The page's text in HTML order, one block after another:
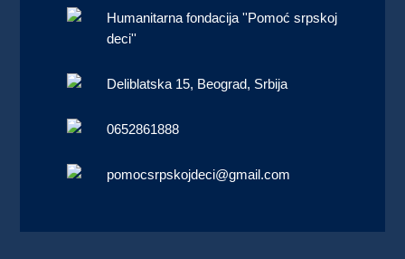
Humanitarna fondacija ''Pomoć srpskoj
deci''
Deliblatska 15, Beograd, Srbija
0652861888
pomocsrpskojdeci@gmail.com